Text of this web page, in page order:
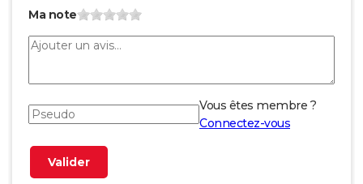
Ma note
Vous êtes membre ?
Connectez-vous